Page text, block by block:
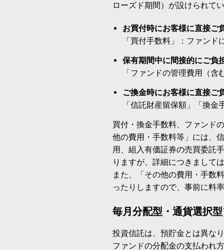
ローズド期間）が設けられて
お買付時にお客様に直接ご
「買付手数料」：ファンド
保有期間中に間接的にご負
「ファンドの管理費用（
ご換金時にお客様に直接ご
「信託財産留保額」「換
買付・換金手数料、ファンド
他の費用・手数料等」には、
用、組入有価証券の売買委託
りますが、詳細につきまして
また、「その他の費用・手数
ったりしますので、事前に料
毎月分配型・通貨選択
投資信託は、預貯金とは異な
ファンドの分配金の支払われ